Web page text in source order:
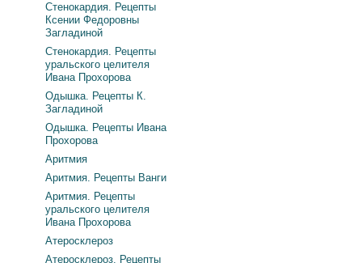
Стенокардия. Рецепты
Ксении Федоровны
Загладиной
Стенокардия. Рецепты
уральского целителя
Ивана Прохорова
Одышка. Рецепты К.
Загладиной
Одышка. Рецепты Ивана
Прохорова
Аритмия
Аритмия. Рецепты Ванги
Аритмия. Рецепты
уральского целителя
Ивана Прохорова
Атеросклероз
Атеросклероз. Рецепты